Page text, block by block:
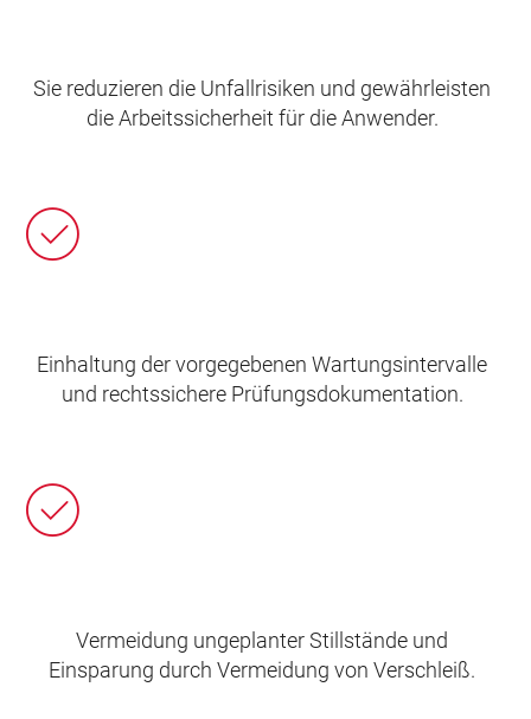
Sie reduzieren die Unfallrisiken und gewährleisten
die Arbeitssicherheit für die Anwender.
Einhaltung der vorgegebenen Wartungsintervalle
und rechtssichere Prüfungsdokumentation.
Vermeidung ungeplanter Stillstände und
Einsparung durch Vermeidung von Verschleiß.